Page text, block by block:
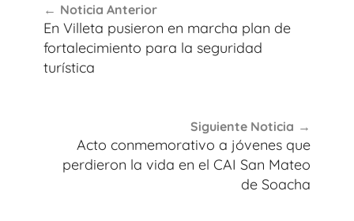
de
entradas
Noticia Anterior
En Villeta pusieron en marcha plan de
fortalecimiento para la seguridad
turística
Siguiente Noticia
Acto conmemorativo a jóvenes que
perdieron la vida en el CAI San Mateo
de Soacha